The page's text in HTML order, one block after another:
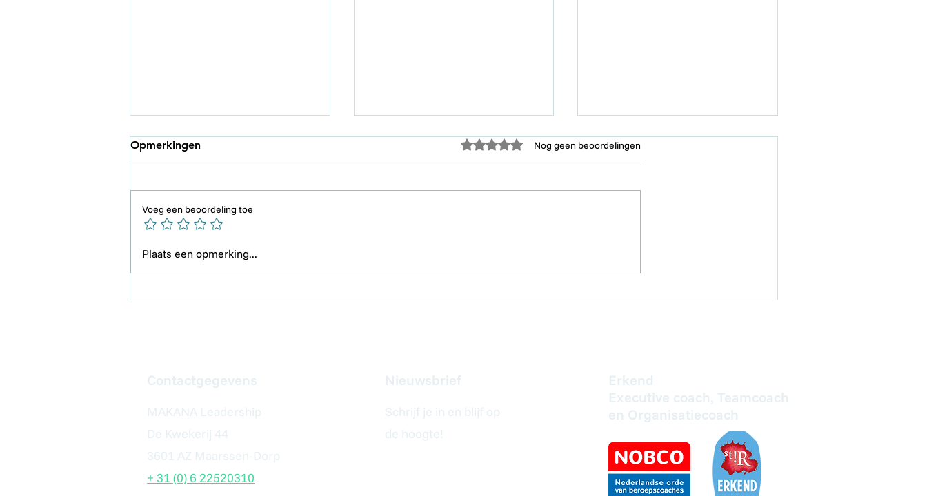
Even een moment van trots.
Opmerkingen Beoordeeld met 0 uit 5 sterren.
Nog geen beoordelingen
Voeg een beoordeling toe
Plaats een opmerking...
+ 31 (0) 6 22520310